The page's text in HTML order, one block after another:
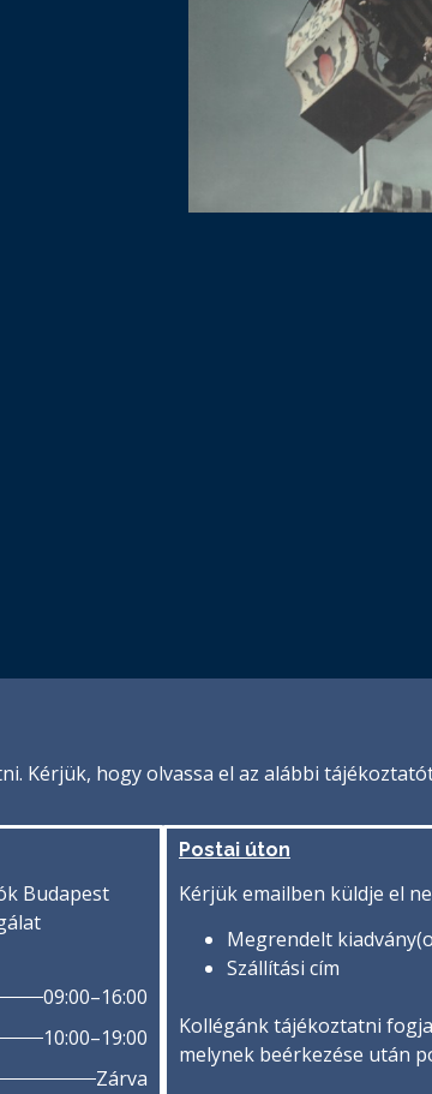
Kérjük, hogy olvassa el az alábbi
Budapest
09:00–16:00
10:00–19:00
Zárva
Postai úton
Kérjük emailben küldje el
Megrendelt
Szállítási cím
Kollégánk tájékoztatni
melynek beérkezése után